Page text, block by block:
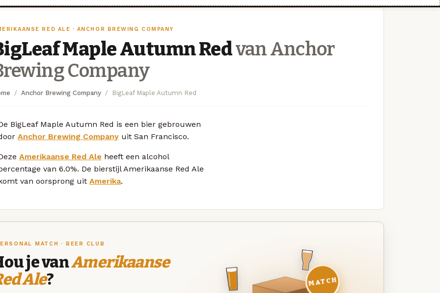
RED ALE · ANCHOR BREWING COMPANY
Maple Autumn Redvan Anchor
Company
Anchor Brewing Company BigLeaf Maple Autumn Red
BigLeaf Maple Autumn Red is een bier gebrouwen
Anchor Brewing Company uit San Francisco.
Amerikaanse Red Ale heeft een alcohol
van 6.0%. De bierstijl Amerikaanse Red Ale
van oorsprong uit Amerika.
MATCH · BEER CLUB
je vanAmerikaanse
Ale? MATCH